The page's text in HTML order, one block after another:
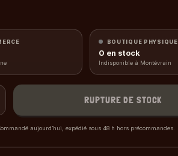
BOUTIQUE PHYSIQUE
0 en stock
Indisponible à Montévrain
RUPTURE DE STOCK
aujourd’hui, expédié sous 48 h hors précommandes.